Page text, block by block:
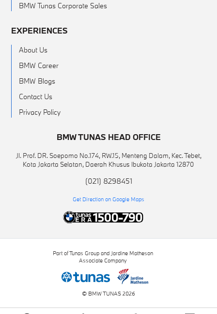
BMW Tunas Corporate Sales
EXPERIENCES
About Us
BMW Career
BMW Blogs
Contact Us
Privacy Policy
BMW TUNAS HEAD OFFICE
Jl. Prof. DR. Soepomo No.174, RW.15, Menteng Dalam, Kec. Tebet,
Kota Jakarta Selatan, Daerah Khusus Ibukota Jakarta 12870
(021) 8298451
Get Direction on Google Maps
© BMW TUNAS 2026
Part of Tunas Group and Jardine Matheson
Associate Company